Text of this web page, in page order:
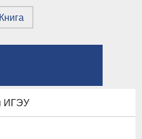
Книга
ИГЭУ